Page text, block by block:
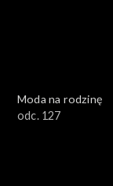
Moda na rodzinę
odc. 127